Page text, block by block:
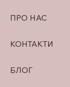
ПРО НАС
КОНТАКТИ
БЛОГ